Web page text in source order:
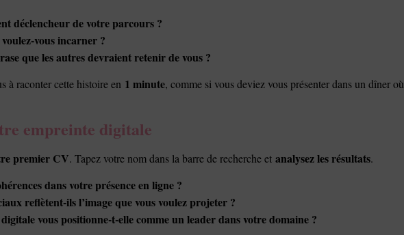
déclencheur de votre parcours ?
vous incarner ?
que les autres devraient retenir de vous ?
à raconter cette histoire en 1 minute, comme si vous deviez vous présenter dans un dîner où
empreinte digitale
premier CV. Tapez votre nom dans la barre de recherche et analysez les résultats.
dans votre présence en ligne ?
reflètent-ils l’image que vous voulez projeter ?
vous positionne-t-elle comme un leader dans votre domaine ?